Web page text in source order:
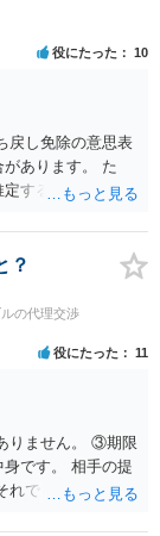
役にたった 10
戻し免除の意思表
あります。 た
することになり
ただくべきとい
した。失礼しまし
る特別受益の持ち
ものですが、ご
りそうな贈与に
みてはいかがで
？
の代理交渉
役にたった 11
りません。 ③期限
です。 相手の提
れでもあなた有利